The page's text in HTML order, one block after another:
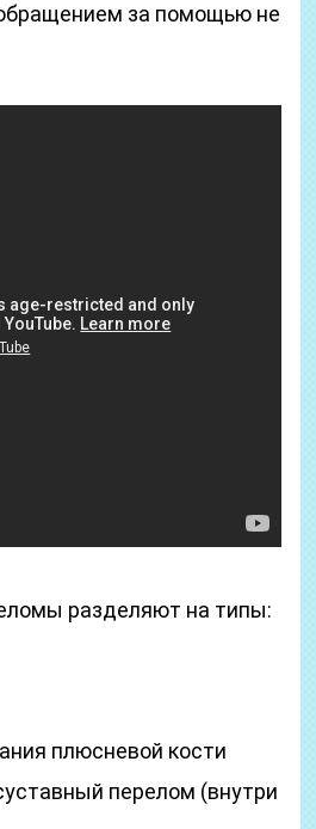
за помощью не
разделяют на типы:
плюсневой кости
перелом (внутри